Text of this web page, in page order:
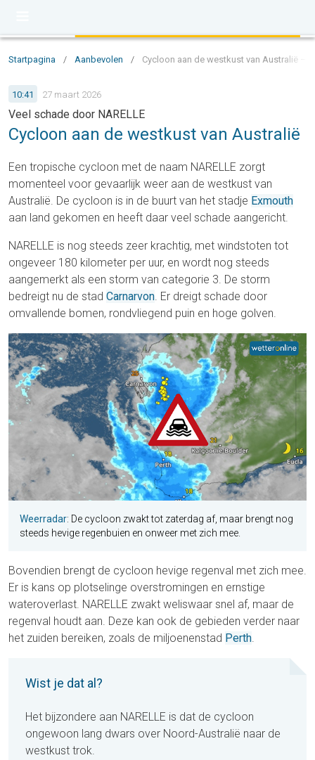
Startpagina / Aanbevolen / Cycloon aan de westkust van Australië –
10:41 27 maart 2026
Veel schade door NARELLE
Cycloon aan de westkust van Australië
Een tropische cycloon met de naam NARELLE zorgt
momenteel voor gevaarlijk weer aan de westkust van
Australië. De cycloon is in de buurt van het stadje Exmouth
aan land gekomen en heeft daar veel schade aangericht.
NARELLE is nog steeds zeer krachtig, met windstoten tot
ongeveer 180 kilometer per uur, en wordt nog steeds
aangemerkt als een storm van categorie 3. De storm
bedreigt nu de stad Carnarvon. Er dreigt schade door
omvallende bomen, rondvliegend puin en hoge golven.
Weerradar: De cycloon zwakt tot zaterdag af, maar brengt nog
steeds hevige regenbuien en onweer met zich mee.
Bovendien brengt de cycloon hevige regenval met zich mee.
Er is kans op plotselinge overstromingen en ernstige
wateroverlast. NARELLE zwakt weliswaar snel af, maar de
regenval houdt aan. Deze kan ook de gebieden verder naar
het zuiden bereiken, zoals de miljoenenstad Perth.
Wist je dat al?
Het bijzondere aan NARELLE is dat de cycloon
ongewoon lang dwars over Noord-Australië naar de
westkust trok.